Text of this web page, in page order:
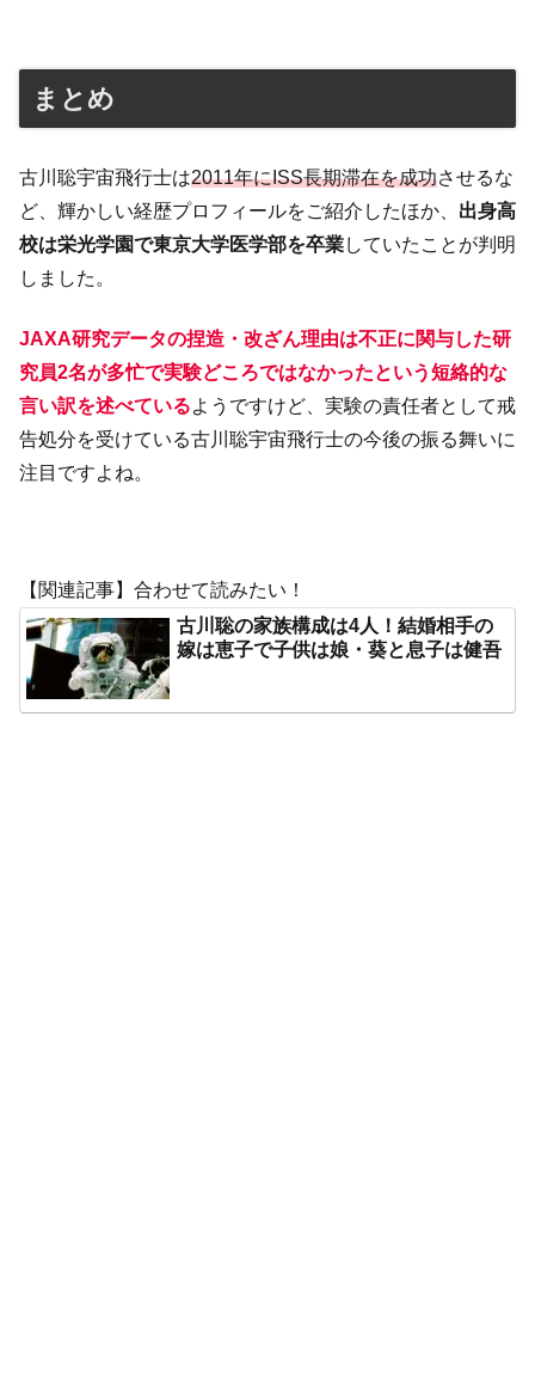
まとめ
古川聡宇宙飛行士は2011年にISS長期滞在を成功させるな
ど、輝かしい経歴プロフィールをご紹介したほか、 出身高
校は栄光学園で東京大学医学部を卒業していたことが判明
しました。
JAXA研究データの捏造・改ざん理由は不正に関与した研
究員2名が多忙で実験どころではなかったという短絡的な
言い訳を述べているようですけど、実験の責任者として戒
告処分を受けている古川聡宇宙飛行士の今後の振る舞いに
注目ですよね。
【関連記事】合わせて読みたい！
古川聡の家族構成は4人！結婚相手の
嫁は恵子で子供は娘・葵と息子は健吾